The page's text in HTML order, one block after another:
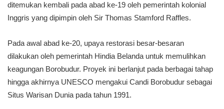
ditemukan kembali pada abad ke-19 oleh pemerintah kolonial
Inggris yang dipimpin oleh Sir Thomas Stamford Raffles.
Pada awal abad ke-20, upaya restorasi besar-besaran
dilakukan oleh pemerintah Hindia Belanda untuk memulihkan
keagungan Borobudur. Proyek ini berlanjut pada berbagai tahap
hingga akhirnya UNESCO mengakui Candi Borobudur sebagai
Situs Warisan Dunia pada tahun 1991.